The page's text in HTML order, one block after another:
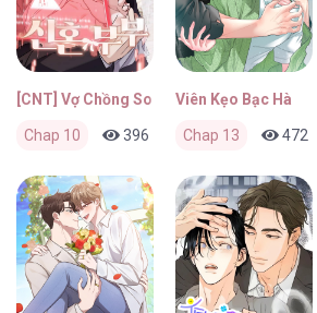
[CNT] Vợ Chồng Son
Chap 10 396 0 2 tháng trước
Viên Kẹo Bạc Hà
Chap 13 472